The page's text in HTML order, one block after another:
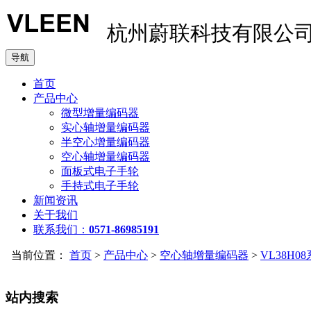
杭州蔚联科技有限公司
导航
首页
产品中心
微型增量编码器
实心轴增量编码器
半空心增量编码器
空心轴增量编码器
面板式电子手轮
手持式电子手轮
新闻资讯
关于我们
联系我们： 0571-86985191
当前位置： 首页 > 产品中心 > 空心轴增量编码器 > VL38H08
站内搜索